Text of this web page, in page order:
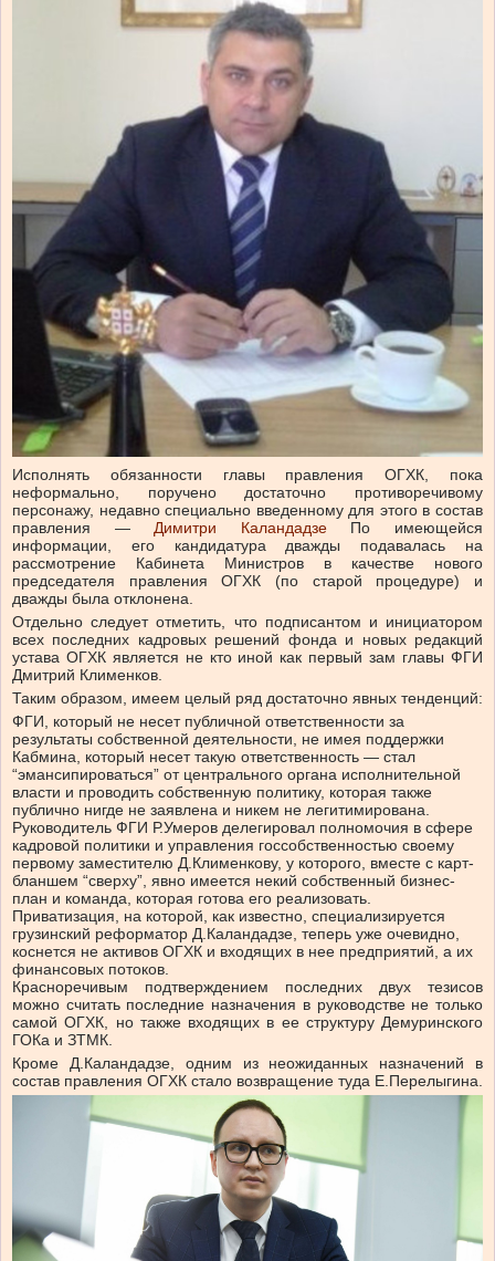
Исполнять обязанности главы правления ОГХК, пока
неформально, поручено достаточно противоречивому
персонажу, недавно специально введенному для этого в состав
правления — Димитри КаландадзеПо имеющейся
информации, его кандидатура дважды подавалась на
рассмотрение Кабинета Министров в качестве нового
председателя правления ОГХК (по старой процедуре) и
дважды была отклонена.
Отдельно следует отметить, что подписантом и инициатором
всех последних кадровых решений фонда и новых редакций
устава ОГХК является не кто иной как первый зам главы ФГИ
Дмитрий Клименков.
Таким образом, имеем целый ряд достаточно явных тенденций:
ФГИ, который не несет публичной ответственности за
результаты собственной деятельности, не имея поддержки
Кабмина, который несет такую ответственность — стал
“эмансипироваться” от центрального органа исполнительной
власти и проводить собственную политику, которая также
публично нигде не заявлена и никем не легитимирована.
Руководитель ФГИ Р.Умеров делегировал полномочия в сфере
кадровой политики и управления госсобственностью своему
первому заместителю Д.Клименкову, у которого, вместе с карт-
бланшем “сверху”, явно имеется некий собственный бизнес-
план и команда, которая готова его реализовать.
Приватизация, на которой, как известно, специализируется
грузинский реформатор Д.Каландадзе, теперь уже очевидно,
коснется не активов ОГХК и входящих в нее предприятий, а их
финансовых потоков.
Красноречивым подтверждением последних двух тезисов
можно считать последние назначения в руководстве не только
самой ОГХК, но также входящих в ее структуру Демуринского
ГОКа и ЗТМК.
Кроме Д.Каландадзе, одним из неожиданных назначений в
состав правления ОГХК стало возвращение туда Е.Перелыгина.